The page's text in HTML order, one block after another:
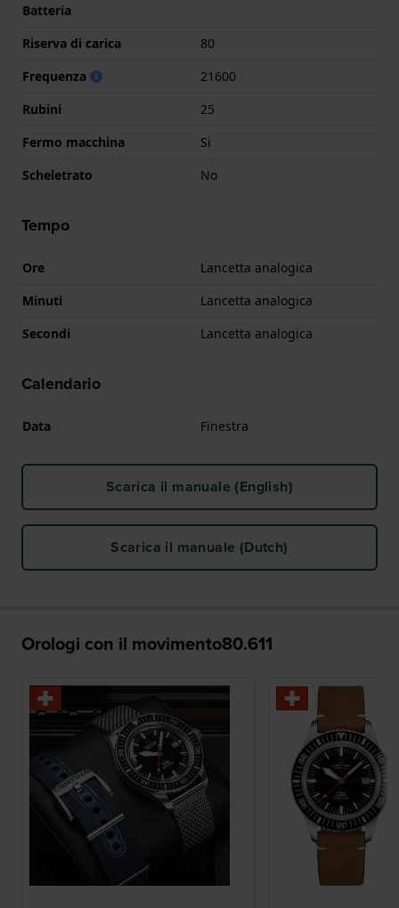
Batteria
Riserva di carica
80
Frequenza
21600
Rubini
25
Fermo macchina
Si
Scheletrato
No
Tempo
Ore
Lancetta analogica
Minuti
Lancetta analogica
Secondi
Lancetta analogica
Calendario
Data Finestra
Scarica il manuale (English)
Scarica il manuale (Dutch)
Orologi con il movimento80.611